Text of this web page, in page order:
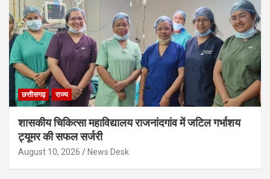
छत्तीसगढ़ राज्य
शासकीय चिकित्सा महाविद्यालय राजनांदगांव में जटिल गर्भाशय
ट्यूमर की सफल सर्जरी
August 10, 2026 News Desk